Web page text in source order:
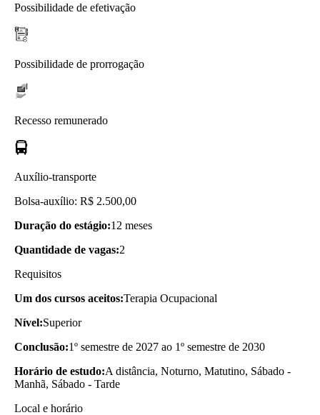
Possibilidade de efetivação
Possibilidade de prorrogação
Recesso remunerado
Auxílio-transporte
Bolsa-auxílio: R$ 2.500,00
Duração do estágio:12 meses
Quantidade de vagas:2
Requisitos
Um dos cursos aceitos:Terapia Ocupacional
Nível:Superior
Conclusão:1º semestre de 2027 ao 1º semestre de 2030
Horário de estudo:A distância, Noturno, Matutino, Sábado -
Manhã, Sábado - Tarde
Local e horário